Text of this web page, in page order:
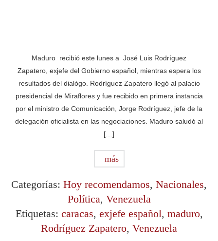
Maduro recibió este lunes a José Luis Rodríguez
Zapatero, exjefe del Gobierno español, mientras espera los
resultados del dialógo. Rodríguez Zapatero llegó al palacio
presidencial de Miraflores y fue recibido en primera instancia
por el ministro de Comunicación, Jorge Rodríguez, jefe de la
delegación oficialista en las negociaciones. Maduro saludó al
[…]
más
Categorías: Hoy recomendamos, Nacionales,
Política, Venezuela
Etiquetas: caracas, exjefe español, maduro,
Rodríguez Zapatero, Venezuela